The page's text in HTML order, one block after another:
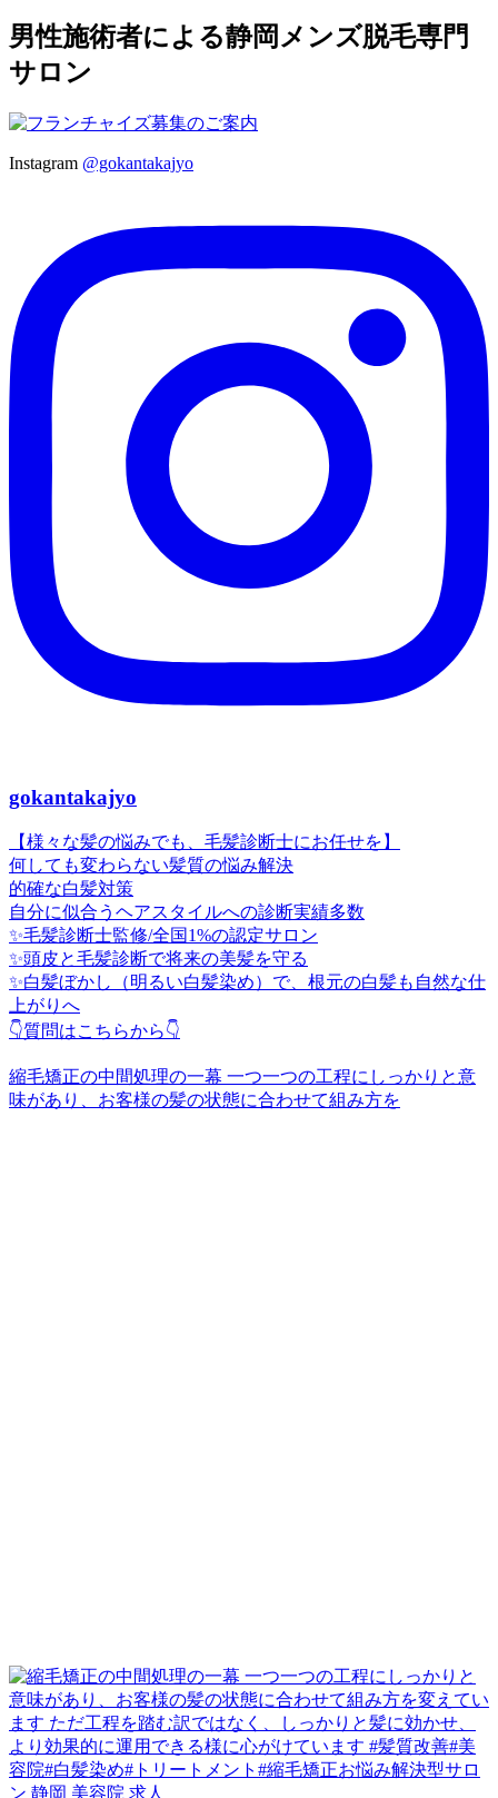
男性施術者による静岡メンズ脱毛専門
サロン
Instagram @gokantakajyo
gokantakajyo
【様々な髪の悩みでも、毛髪診断士にお任せを】
何しても変わらない髪質の悩み解決
的確な白髪対策
自分に似合うヘアスタイルへの診断実績多数
✨毛髪診断士監修/全国1%の認定サロン
✨頭皮と毛髪診断で将来の美髪を守る
✨白髪ぼかし（明るい白髪染め）で、根元の白髪も自然な仕
上がりへ
👇質問はこちらから👇
縮毛矯正の中間処理の一幕 一つ一つの工程にしっかりと意
味があり、お客様の髪の状態に合わせて組み方を